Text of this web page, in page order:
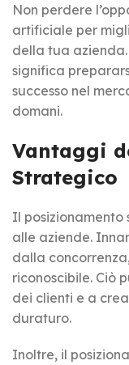
Non perdere
artificiale per
della tua
significa
successo nel
domani.
Vantaggi
Strategico
Il
alle aziende.
dalla
riconoscibile. Ciò
dei clienti e a
duraturo.
Inoltre, il